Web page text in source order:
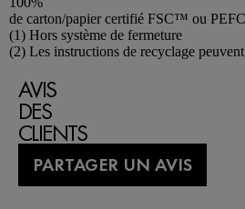
de carton/papier certifié FSC™ ou PEFC
Footnotes
(1) Hors système de fermeture
(2) Les instructions de recyclage
AVIS
DES
CLIENTS
PARTAGER UN AVIS